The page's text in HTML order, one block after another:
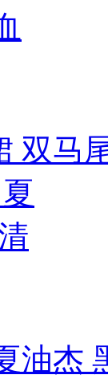
双马
油杰